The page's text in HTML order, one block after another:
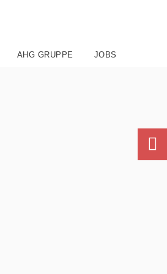
AHG GRUPPE JOBS